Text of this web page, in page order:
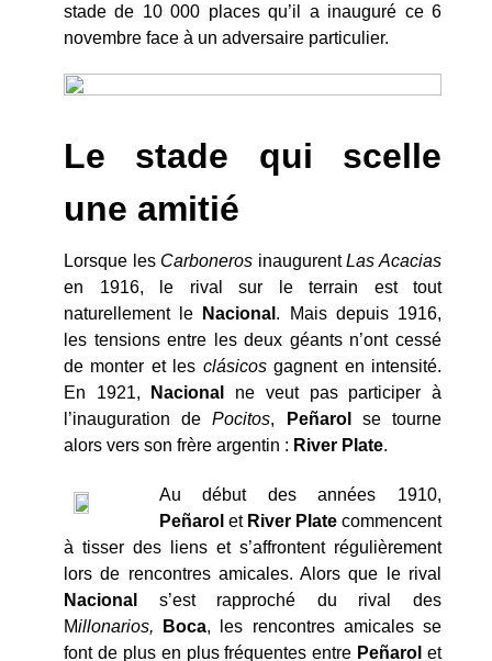
stade de 10 000 places qu’il a inauguré ce 6
novembre face à un adversaire particulier.
Le stade qui scelle
une amitié
Lorsque les Carboneros inaugurentLas Acacias
en 1916, le rival sur le terrain est tout
naturellement le
Nacional . Mais depuis 1916,
les tensions entre les deux géants n’ont cessé
de monter et les clásicosgagnent en intensité.
En 1921,
Nacional
ne veut pas participer à
l’inauguration dePocitos, Peñarol
se tourne
alors vers son frère argentin : River Plate.
Au début des années 1910,
Peñarol et River Platecommencent
à tisser des liens et s’affrontent régulièrement
lors de rencontres amicales. Alors que le rival
Nacional
s’est rapproché du rival des
Millonarios, Boca, les rencontres amicales se
font de plus en plus fréquentes entre Peñarol et